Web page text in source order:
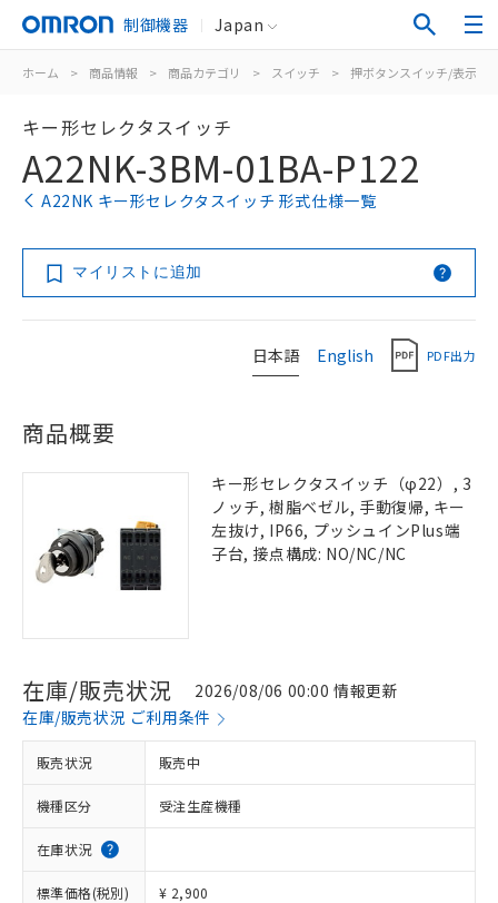
制御機器 Japan
ホーム > 商品情報 > 商品カテゴリ > スイッチ > 押ボタンスイッチ/表示灯
キー形セレクタスイッチ
A22NK-3BM-01BA-P122
A22NK キー形セレクタスイッチ 形式仕様一覧
マイリストに追加
日本語 English PDF出力
商品概要
キー形セレクタスイッチ（φ22）, 3
ノッチ, 樹脂ベゼル, 手動復帰, キー
左抜け, IP66, プッシュインPlus端
子台, 接点構成: NO/NC/NC
在庫/販売状況
2026/08/06 00:00 情報更新
在庫/販売状況 ご利用条件
販売状況 販売中
機種区分 受注生産機種
在庫状況
標準価格(税別) ¥ 2,900